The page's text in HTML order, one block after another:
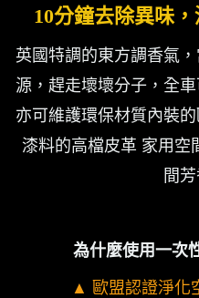
10分鐘去除異味
英國特調的東方調香氣
源，趕走壞壞分子，全
亦可維護環保材質內裝
漆料的高檔皮革 家用空
間
為什麼使用一次
▲ 歐盟認證淨化